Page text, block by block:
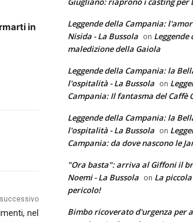
in
nel
Leggende della Campania:
Nisida - La Bussola on
maledizione della Gaiola
Leggende della Campania: la
l'ospitalità - La Bussola on
Campania: Il fantasma del Caffè
Leggende della Campania: la
l'ospitalità - La Bussola on
Campania: da dove nascono le
"Ora basta": arriva al Giffoni il
Noemi - La Bussola on La
pericolo!
Bimbo ricoverato d'urgenza per